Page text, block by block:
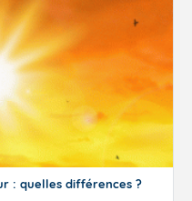
: quelles différences ?